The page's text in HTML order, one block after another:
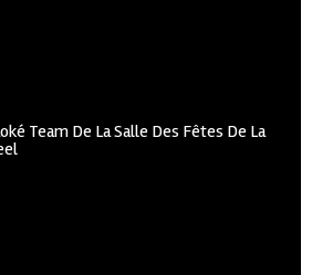
Team De La Salle Des Fêtes De La